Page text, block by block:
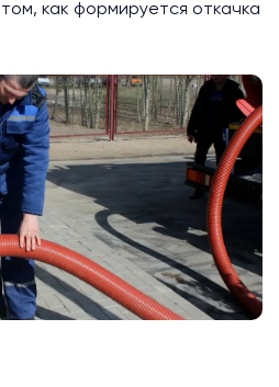
как формируется откачка